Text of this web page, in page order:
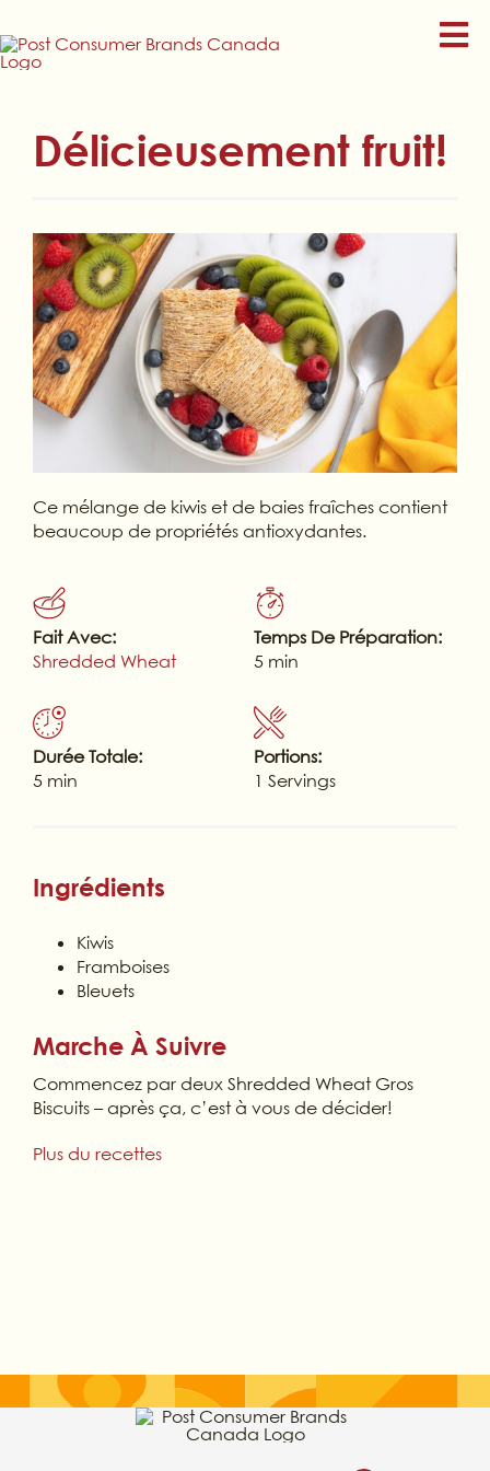
to
content
Délicieusement fruit!
Ce mélange de kiwis et de baies fraîches contient
beaucoup de propriétés antioxydantes.
Fait Avec:
Shredded Wheat
Temps De Préparation:
5 min
Durée Totale:
5 min
Portions:
1 Servings
Ingrédients
Kiwis
Framboises
Bleuets
Marche À Suivre
Commencez par deux Shredded Wheat Gros
Biscuits – après ça, c’est à vous de décider!
Plus du recettes